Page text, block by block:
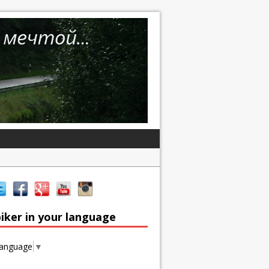
in your language
▼